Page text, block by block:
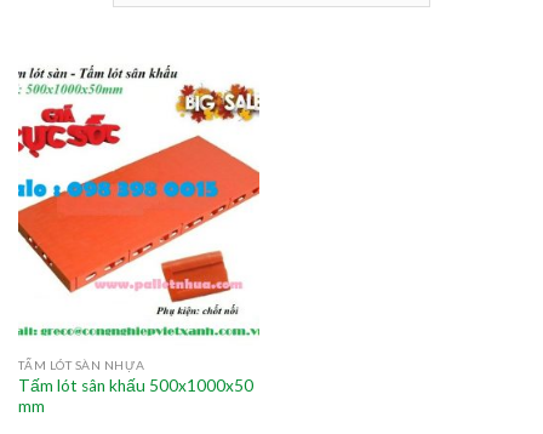
TẤM LÓT SÀN NHỰA
Tấm lót sân khấu 500x1000x50
mm